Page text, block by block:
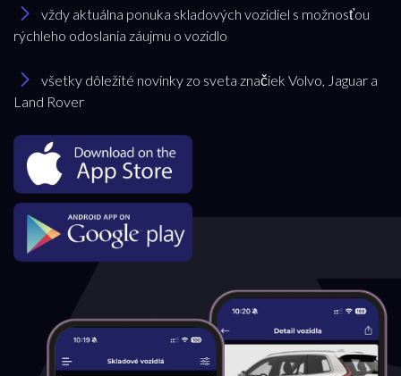
vždy aktuálna ponuka skladových vozidiel s možnosťou
rýchleho odoslania záujmu o vozidlo
všetky dôležité novinky zo sveta značiek Volvo, Jaguar a
Land Rover